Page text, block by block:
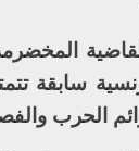
سابقة
الحرب